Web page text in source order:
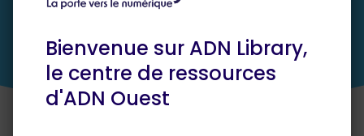
Bienvenue sur ADN Library,
le centre de ressources
d'ADN Ouest